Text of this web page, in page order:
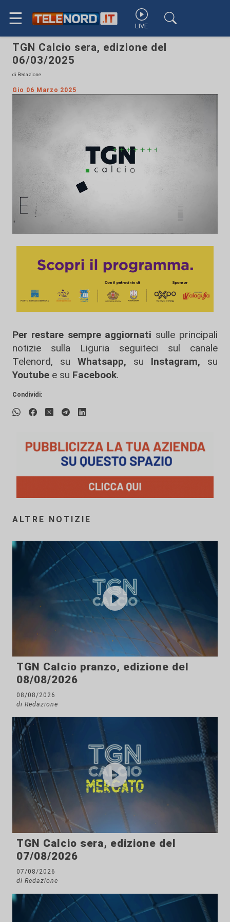
☰ LIVE
TGN Calcio sera, edizione del
06/03/2025
di Redazione
Gio 06 Marzo 2025
Per restare sempre aggiornati sulle principali
notizie sulla Liguria seguiteci sul canale
Telenord, su
Whatsapp, su Instagram, su
Youtube e su Facebook.
Condividi:
ALTRE NOTIZIE
TGN Calcio pranzo, edizione del
08/08/2026
08/08/2026
di Redazione
TGN Calcio sera, edizione del
07/08/2026
07/08/2026
di Redazione